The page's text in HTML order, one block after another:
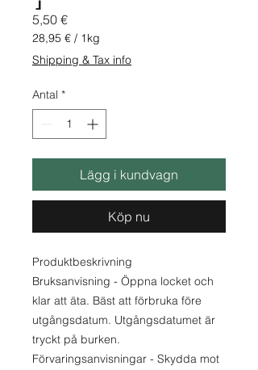
5,50 €Pris
28,95 € / 1kg
28,95 €
per
kilo
Shipping & Tax info
Antal *
Lägg i kundvagn
Köp nu
Produktbeskrivning
Bruksanvisning - Öppna locket och
klar att äta. Bäst att förbruka före
utgångsdatum. Utgångsdatumet är
tryckt på burken.
Förvaringsanvisningar - Skydda mot